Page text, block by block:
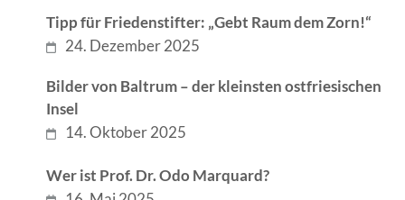
Tipp für Friedenstifter: „Gebt Raum dem Zorn!“
24. Dezember 2025
Bilder von Baltrum – der kleinsten ostfriesischen
Insel
14. Oktober 2025
Wer ist Prof. Dr. Odo Marquard?